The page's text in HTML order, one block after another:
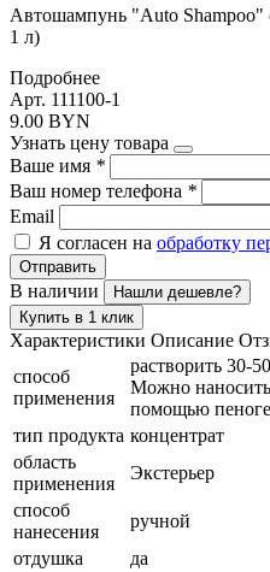
Автошампунь "Auto Shampoo"
1 л)
Подробнее
Арт. 111100-1
9.00 BYN
Узнать цену товара
Ваше имя *
Ваш номер телефона *
Email
Я согласен на обработку
Отправить
В наличии
Нашли дешевле?
Купить в 1 клик
Характеристики Описание
способ
применения
растворить 30-
Можно
помощью
тип продукта концентрат
область
применения
Экстерьер
способ
нанесения
ручной
отдушка
да